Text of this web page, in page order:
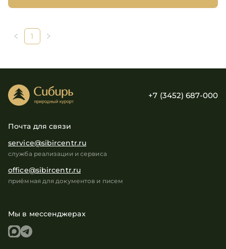
1
+7 (3452) 687-000
Почта для связи
service@sibircentr.ru
служба реализации и сервиса
office@sibircentr.ru
приёмная для документов и писем
Мы в мессенджерах